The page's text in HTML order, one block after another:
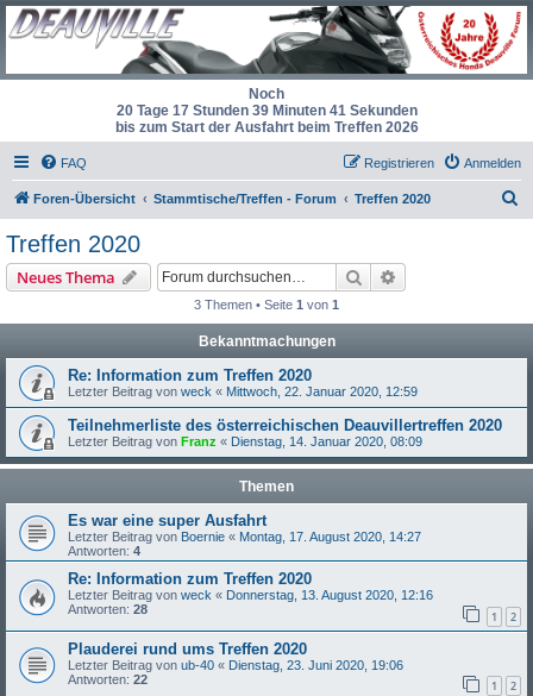
Noch
20 Tage 17 Stunden 39 Minuten 41 Sekunden
bis zum Start der Ausfahrt beim Treffen 2026
FAQ Anmelden
Registrieren
Foren-Übersicht Stammtische/Treffen - Forum Treffen 2020
Treffen 2020
Neues Thema Suche
3 Themen • Seite 1 von 1
Bekanntmachungen
Re: Information zum Treffen 2020
Letzter Beitrag von weck « Mittwoch, 22. Januar 2020, 12:59
Teilnehmerliste des österreichischen Deauvillertreffen 2020
Letzter Beitrag von Franz « Dienstag, 14. Januar 2020, 08:09
Themen
Es war eine super Ausfahrt
Letzter Beitrag von Boernie « Montag, 17. August 2020, 14:27
Antworten: 4
Re: Information zum Treffen 2020
Letzter Beitrag von weck « Donnerstag, 13. August 2020, 12:16
Antworten: 28 1 2
Plauderei rund ums Treffen 2020
Letzter Beitrag von ub-40 « Dienstag, 23. Juni 2020, 19:06
Antworten: 22 1 2